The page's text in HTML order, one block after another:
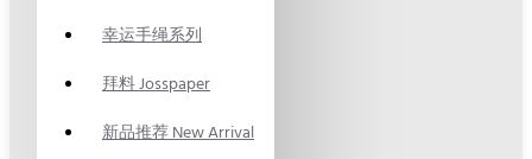
幸运手绳系列
拜料 Josspaper
新品推荐 New Arrival